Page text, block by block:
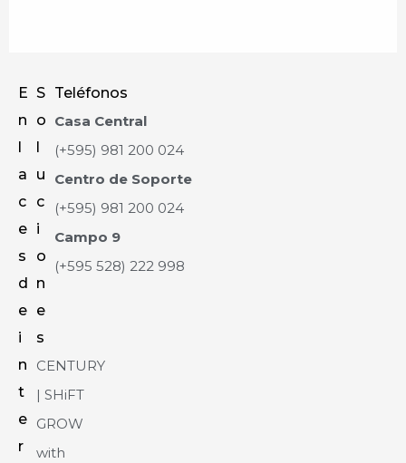
E
n
a
c
e
s
d
e
i
n
t
e
r
S
o
u
c
i
o
n
e
s
CENTURY
| SHiFT
GROW
with
Teléfonos
Casa Central
(+595) 981 200 024
Centro de Soporte
(+595) 981 200 024
Campo 9
(+595 528) 222 998